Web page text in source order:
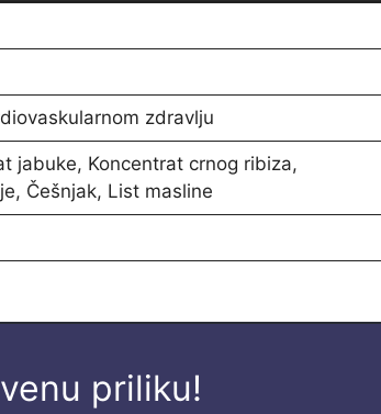
zdravlju
jabuke, Koncentrat crnog ribiza,
Češnjak, List masline
priliku!